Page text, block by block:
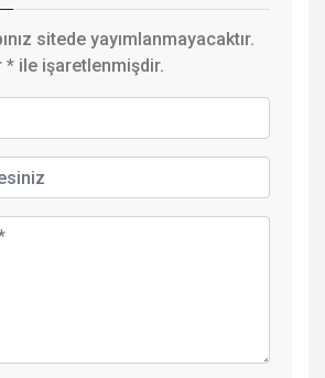
sitede yayımlanmayacaktır.
* ile işaretlenmişdir.